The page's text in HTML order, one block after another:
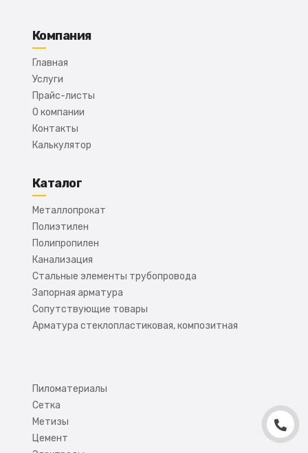
Компания
Главная
Услуги
Прайс-листы
О компании
Контакты
Калькулятор
Каталог
Металлопрокат
Полиэтилен
Полипропилен
Канализация
Стальные элементы трубопровода
Запорная арматура
Сопутствующие товары
Арматура стеклопластиковая, композитная
Пиломатериалы
Сетка
Метизы
Цемент